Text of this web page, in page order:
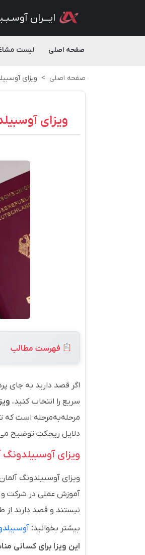
ایـــران
صفحه اصلی لیست
صفحه اصلی ویزای
ویزای
فهرست مطالب
اگر قصد دارید به جای
سریع را انتخاب کنید،
مرحله‌به‌مرحله است که
دلایل ریجکت توضیح
ویزای
ویزای آوسبیلدونگ
آموزش عملی در شرکت و
نیستند و قصد دارند از
بیشتر بخوانید:
این ویزا برای کسانی